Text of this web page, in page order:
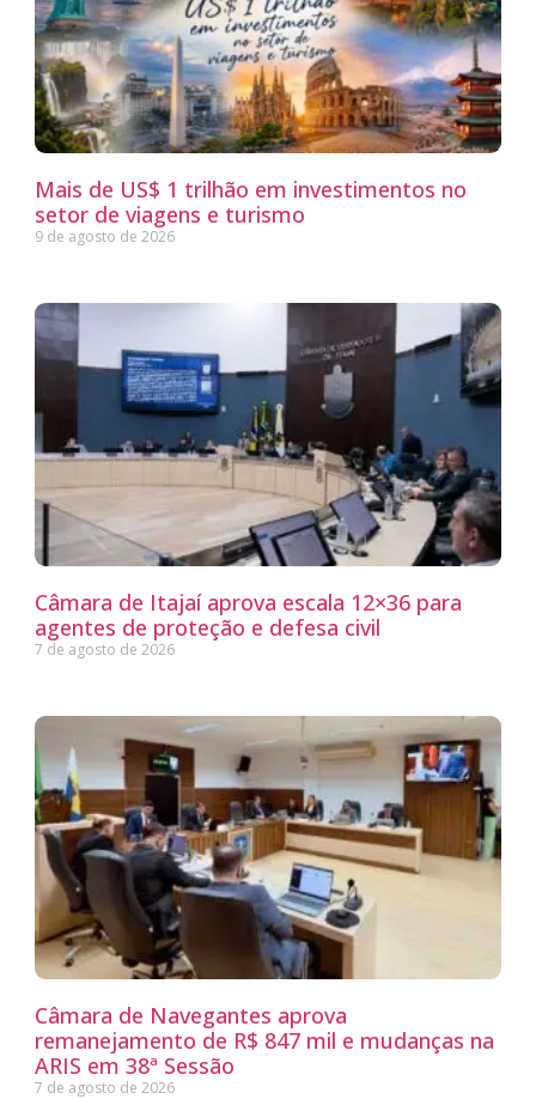
Mais de US$ 1 trilhão em investimentos no
setor de viagens e turismo
9 de agosto de 2026
Câmara de Itajaí aprova escala 12×36 para
agentes de proteção e defesa civil
7 de agosto de 2026
Câmara de Navegantes aprova
remanejamento de R$ 847 mil e mudanças na
ARIS em 38ª Sessão
7 de agosto de 2026